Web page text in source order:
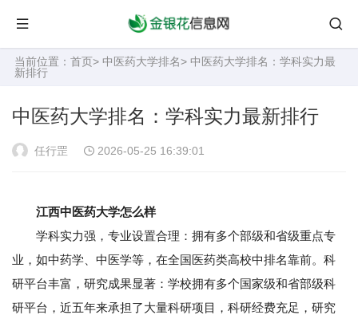
当前位置： 首页> 中医药大学排名> 中医药大学排名：学科实力最
新排行
中医药大学排名：学科实力最新排行
任行罡 2026-05-25 16:39:01
江西中医药大学怎么样
学科实力强，专业设置合理：拥有多个部级和省级重点专
业，如中药学、中医学等，在全国医药类高校中排名靠前。科
研平台丰富，研究成果显著：学校拥有多个国家级和省部级科
研平台，近五年来承担了大量科研项目，科研经费充足，研究